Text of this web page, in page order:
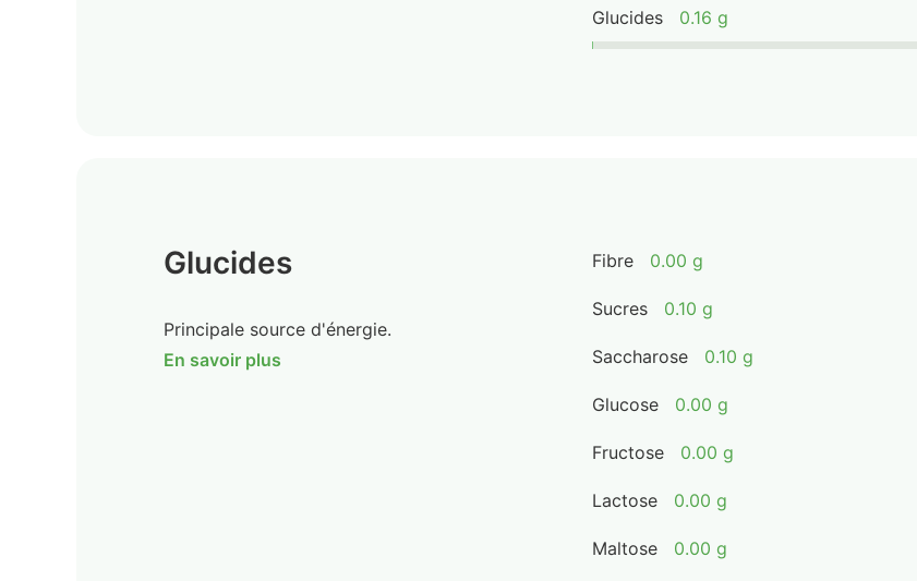
Glucides 0.16 g
Glucides
Principale source d'énergie.
En savoir plus
Fibre 0.00 g
Sucres 0.10 g
Saccharose 0.10 g
Glucose 0.00 g
Fructose 0.00 g
Lactose 0.00 g
Maltose 0.00 g